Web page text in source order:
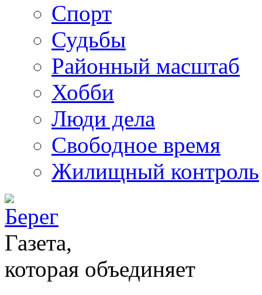
Спорт
Судьбы
Районный масштаб
Хобби
Люди дела
Свободное время
Жилищный контроль
Газета,
которая объединяет